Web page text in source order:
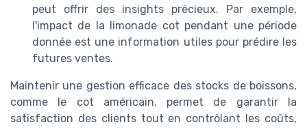
peut offrir des insights précieux. Par exemple,
l'impact de la limonade cot pendant une période
donnée est une information utiles pour prédire les
futures ventes.
Maintenir une gestion efficace des stocks de boissons,
comme le cot américain, permet de garantir la
satisfaction des clients tout en contrôlant les coûts,